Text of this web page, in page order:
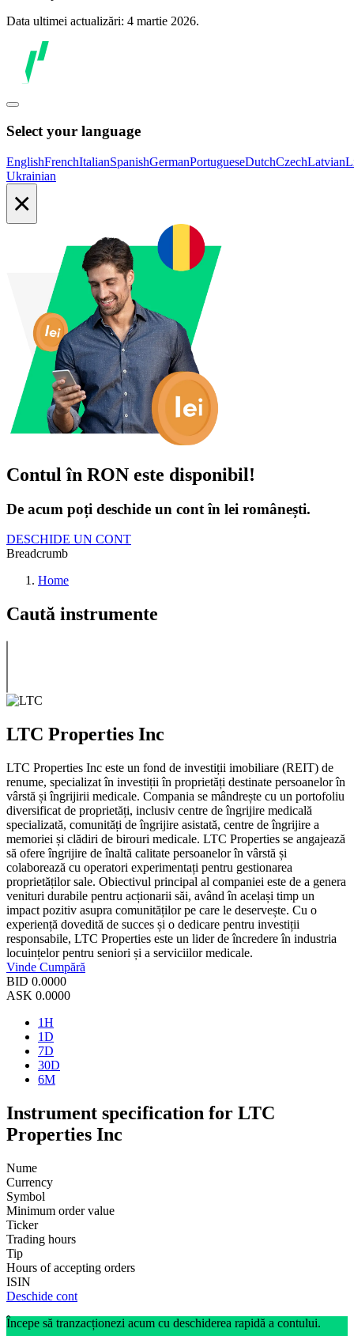
Data ultimei actualizări: 4 martie 2026.
Select your language
EnglishFrenchItalianSpanishGermanPortugueseDutchCzechLatvian
Ukrainian
×
Contul în RON este disponibil!
De acum poți deschide un cont în lei românești.
DESCHIDE UN CONT
Breadcrumb
Home
Caută instrumente
LTC Properties Inc
LTC Properties Inc este un fond de investiții imobiliare (REIT) de
renume, specializat în investiții în proprietăți destinate persoanelor în
vârstă și îngrijirii medicale. Compania se mândrește cu un portofoliu
diversificat de proprietăți, inclusiv centre de îngrijire medicală
specializată, comunități de îngrijire asistată, centre de îngrijire a
memoriei și clădiri de birouri medicale. LTC Properties se angajează
să ofere îngrijire de înaltă calitate persoanelor în vârstă și
colaborează cu operatori experimentați pentru gestionarea
proprietăților sale. Obiectivul principal al companiei este de a genera
venituri durabile pentru acționarii săi, având în același timp un
impact pozitiv asupra comunităților pe care le deservește. Cu o
experiență dovedită de succes și o dedicare pentru investiții
responsabile, LTC Properties este un lider de încredere în industria
locuințelor pentru seniori și a serviciilor medicale.
Vinde Cumpără
BID 0.0000
ASK 0.0000
1H
1D
7D
30D
6M
Instrument specification for LTC
Properties Inc
Nume
Currency
Symbol
Minimum order value
Ticker
Trading hours
Tip
Hours of accepting orders
ISIN
Deschide cont
Începe să tranzacționezi acum cu deschiderea rapidă a contului.